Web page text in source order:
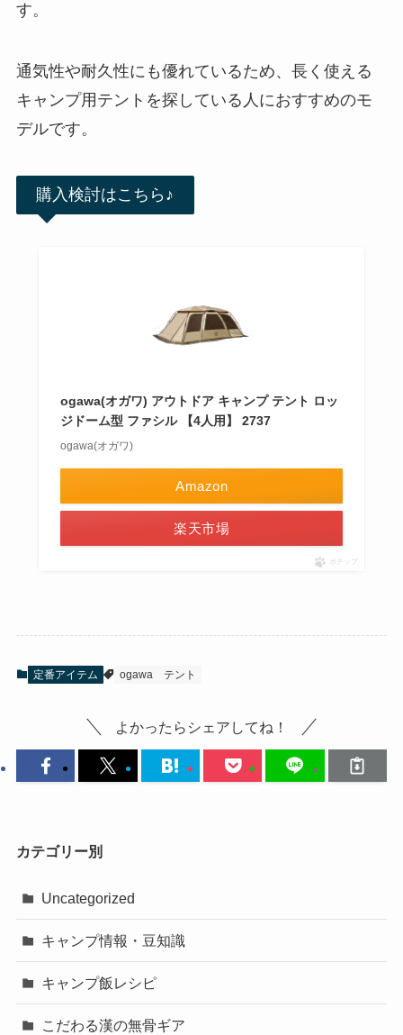
す。
通気性や耐久性にも優れているため、長く使える
キャンプ用テントを探している人におすすめのモ
デルです。
購入検討はこちら♪
ogawa(オガワ) アウトドア キャンプ テント ロッ
ジドーム型 ファシル 【4人用】 2737
ogawa(オガワ)
Amazon
楽天市場
ポチップ
定番アイテム ogawa テント
よかったらシェアしてね！
カテゴリー別
Uncategorized
キャンプ情報・豆知識
キャンプ飯レシピ
こだわる漢の無骨ギア